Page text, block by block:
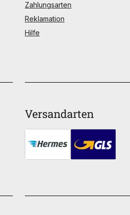
Versandarten
Zahlungsarten
Reklamation
Hilfe